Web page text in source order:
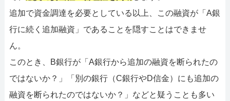
追加で資金調達を必要としている以上、この融資が「A銀
行に続く追加融資」であることを隠すことはできませ
ん。
このとき、B銀行が「A銀行から追加の融資を断られたの
ではないか？」「別の銀行（C銀行やD信金）にも追加の
融資を断られたのではないか？」などと疑うことも多い